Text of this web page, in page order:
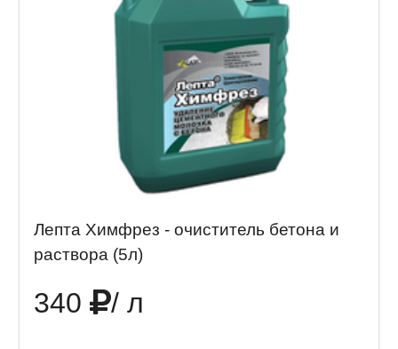
Лепта Химфрез - очиститель бетона и
раствора (5л)
340 / л